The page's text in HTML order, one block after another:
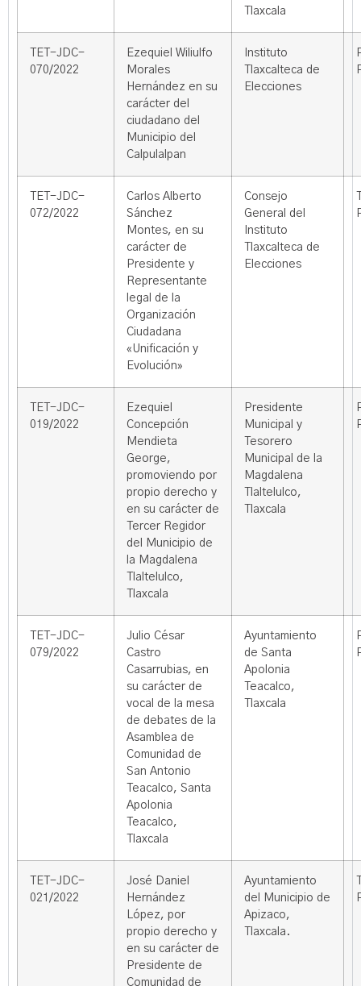
Tlaxcala
TET-JDC-
070/2022
Ezequiel Wiliulfo
Morales
Hernández en su
carácter del
ciudadano del
Municipio del
Calpulalpan
Instituto
Tlaxcalteca de
Elecciones
TET-JDC-
072/2022
Carlos Alberto
Sánchez
Montes, en su
carácter de
Presidente y
Representante
legal de la
Organización
Ciudadana
«Unificación y
Evolución»
Consejo
General del
Instituto
Tlaxcalteca de
Elecciones
TET-JDC-
019/2022
Ezequiel
Concepción
Mendieta
George,
promoviendo por
propio derecho y
en su carácter de
Tercer Regidor
del Municipio de
la Magdalena
Tlaltelulco,
Tlaxcala
Presidente
Municipal y
Tesorero
Municipal de la
Magdalena
Tlaltelulco,
Tlaxcala
TET-JDC-
079/2022
Julio César
Castro
Casarrubias, en
su carácter de
vocal de la mesa
de debates de la
Asamblea de
Comunidad de
San Antonio
Teacalco, Santa
Apolonia
Teacalco,
Tlaxcala
Ayuntamiento
de Santa
Apolonia
Teacalco,
Tlaxcala
TET-JDC-
021/2022
José Daniel
Hernández
López, por
propio derecho y
en su carácter de
Presidente de
Comunidad de
Ayuntamiento
del Municipio de
Apizaco,
Tlaxcala.